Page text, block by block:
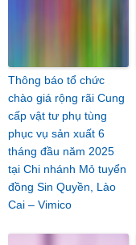
Thông báo tổ chức
chào giá rộng rãi Cung
cấp vật tư phụ tùng
phục vụ sản xuất 6
tháng đầu năm 2025
tại Chi nhánh Mỏ tuyển
đồng Sin Quyền, Lào
Cai – Vimico